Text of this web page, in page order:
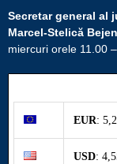
Secretar general al
Marcel-Stelică
miercuri orele 11.00
EUR:
USD: